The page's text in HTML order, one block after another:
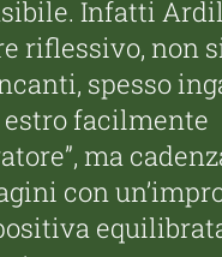
Infatti
riflessivo, non
spesso
facilmente
ma
con